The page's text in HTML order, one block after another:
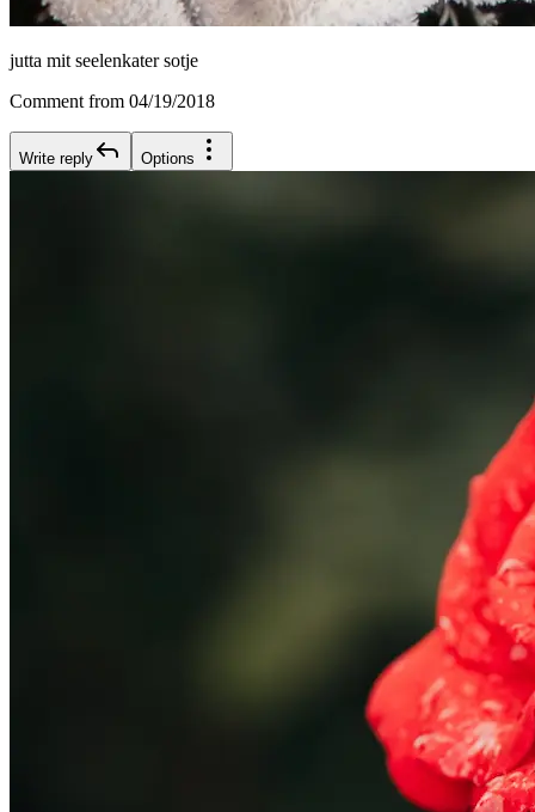
jutta mit seelenkater sotje
Comment from 04/19/2018
Write reply Options